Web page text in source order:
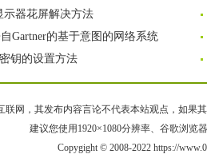
示器花屏解决方法
的基于意图的网络系统
钥的设置方法
联网，其发布内容言论不代表本站观点，如果
建议您使用1920×1080分辨率、谷歌浏览
Copygight © 2008-2022 https://